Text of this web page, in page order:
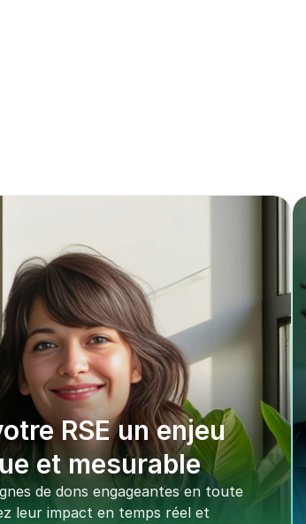
RSE un enjeu
et mesurable
de dons engageantes en toute
leur impact en temps réel et